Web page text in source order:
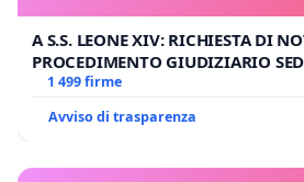
A S.S. LEONE XIV: RICHIESTA DI
PROCEDIMENTO GIUDIZIARIO
BENEDETTO XVI
1 499 firme
Avviso di trasparenza